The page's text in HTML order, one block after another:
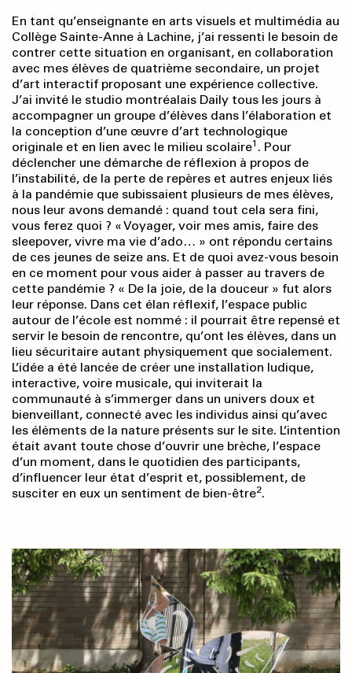
En tant qu’enseignante en arts visuels et multimédia au
Collège Sainte-Anne à Lachine, j’ai ressenti le besoin de
contrer cette situation en organisant, en collaboration
avec mes élèves de quatrième secondaire, un projet
d’art interactif proposant une expérience collective.
J’ai invité le studio montréalais Daily tous les jours à
accompagner un groupe d’élèves dans l’élaboration et
la conception d’une œuvre d’art technologique
originale et en lien avec le milieu scolaire1 . Pour
déclencher une démarche de réflexion à propos de
l’instabilité, de la perte de repères et autres enjeux liés
à la pandémie que subissaient plusieurs de mes élèves,
nous leur avons demandé : quand tout cela sera fini,
vous ferez quoi ? « Voyager, voir mes amis, faire des
sleepover, vivre ma vie d’ado… » ont répondu certains
de ces jeunes de seize ans. Et de quoi avez-vous besoin
en ce moment pour vous aider à passer au travers de
cette pandémie ? « De la joie, de la douceur » fut alors
leur réponse. Dans cet élan réflexif, l’espace public
autour de l’école est nommé : il pourrait être repensé et
servir le besoin de rencontre, qu’ont les élèves, dans un
lieu sécuritaire autant physiquement que socialement.
L’idée a été lancée de créer une installation ludique,
interactive, voire musicale, qui inviterait la
communauté à s’immerger dans un univers doux et
bienveillant, connecté avec les individus ainsi qu’avec
les éléments de la nature présents sur le site. L’intention
était avant toute chose d’ouvrir une brèche, l’espace
d’un moment, dans le quotidien des participants,
d’influencer leur état d’esprit et, possiblement, de
susciter en eux un sentiment de bien-être2.